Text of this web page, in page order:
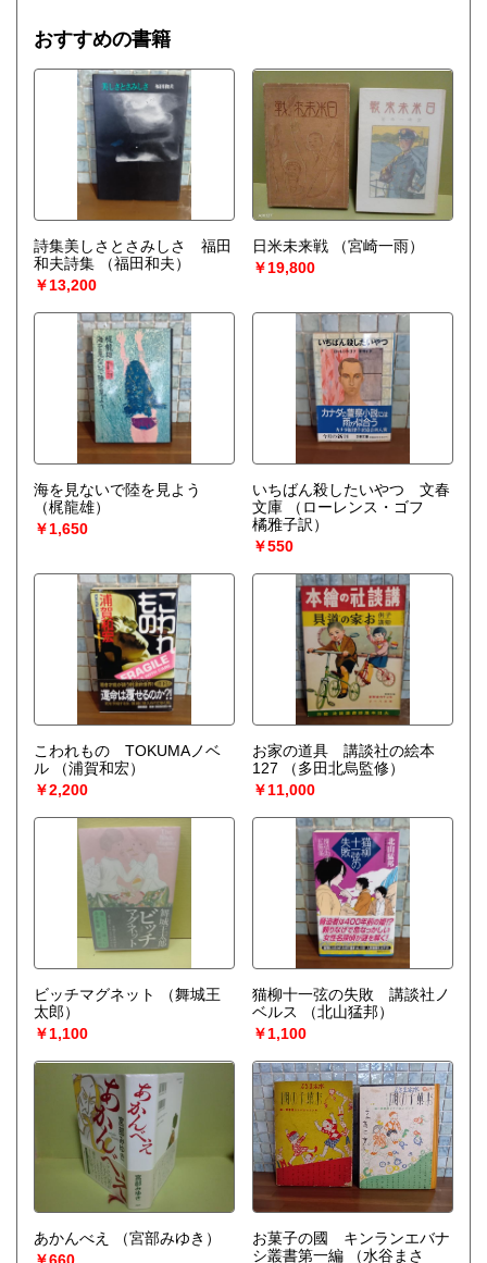
おすすめの書籍
詩集美しさとさみしさ 福田
和夫詩集
（福田和夫）
￥13,200
日米未来戦
（宮崎一雨）
￥19,800
海を見ないで陸を見よう
（梶龍雄）
￥1,650
いちばん殺したいやつ 文春
文庫
（ローレンス・ゴフ
橘雅子訳）
￥550
こわれもの TOKUMAノベ
ル
（浦賀和宏）
￥2,200
お家の道具 講談社の絵本
127
（多田北烏監修）
￥11,000
ビッチマグネット
（舞城王
太郎）
￥1,100
猫柳十一弦の失敗 講談社ノ
ベルス
（北山猛邦）
￥1,100
あかんべえ
（宮部みゆき）
お菓子の國 キンランエバナ
シ叢書第一編
（水谷まさ